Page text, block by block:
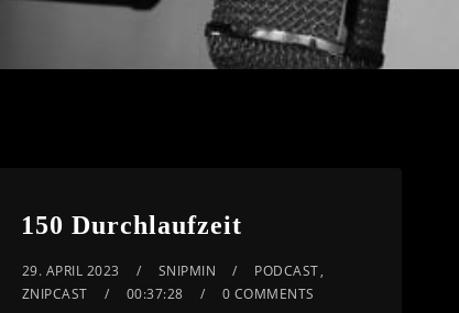
150 Durchlaufzeit
29. APRIL 2023 SNIPMIN PODCAST,
ZNIPCAST
00:37:28 0 COMMENTS